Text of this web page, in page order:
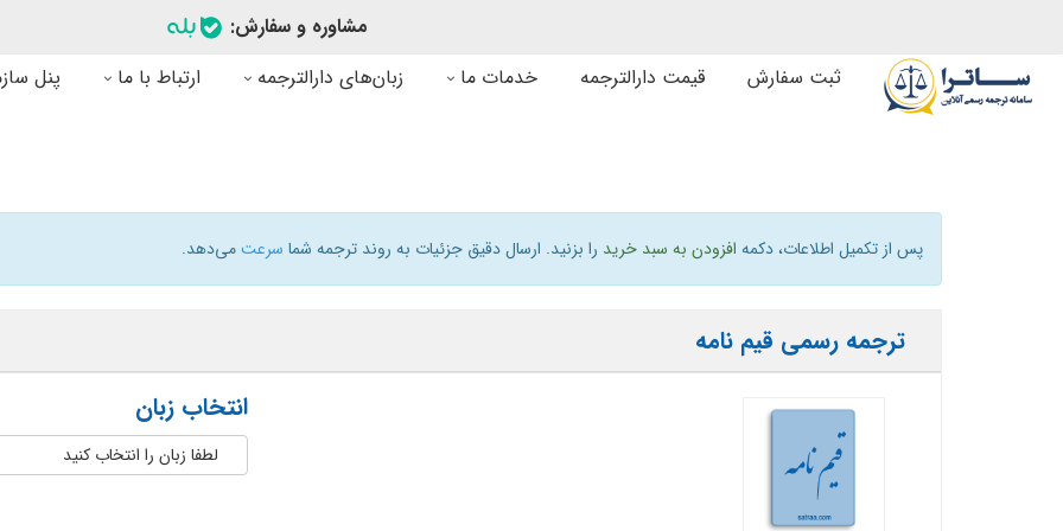
مشاوره و سفارش:
ثبت سفارش
قیمت دارالترجمه خدمات ما زبان‌های دارالترجمه ارتباط با ما پنل
پس از تکمیل اطلاعات، دکمه افزودن به سبد خرید را بزنید. ارسال دقیق جزئیات به روند ترجمه شما سرعتمی‌دهد.
ترجمه رسمی قیم نامه
انتخاب زبان
لطفا زبان را انتخاب کنید